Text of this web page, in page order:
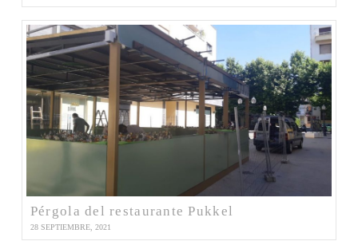
Pérgola del restaurante Pukkel
28 SEPTIEMBRE, 2021